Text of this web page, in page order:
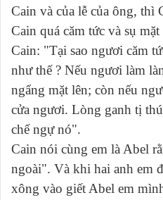
Cain và của lễ của ông, thì
Cain quá căm tức và sụ
Cain: "Tại sao ngươi căm
như thế ? Nếu ngươi làm
ngẩng mặt lên; còn nếu
cửa ngươi. Lòng ganh tị
chế ngự nó".
Cain nói cùng em là Abel
ngoài". Và khi hai anh em
xông vào giết Abel em